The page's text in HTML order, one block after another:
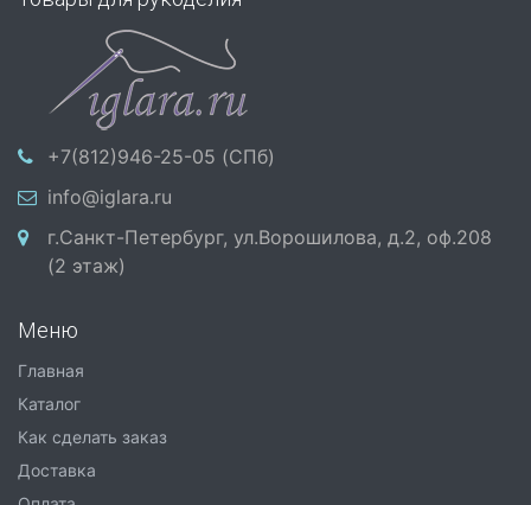
+7(812)946-25-05 (СПб)
info@iglara.ru
г.Санкт-Петербург, ул.Ворошилова, д.2, оф.208
(2 этаж)
Меню
Главная
Каталог
Как сделать заказ
Доставка